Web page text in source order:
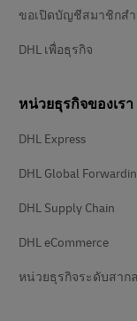
ขอเปิดบัญชีสมาชิกส
DHL เพื่อธุรกิจ
หน่วยธุรกิจของเรา
DHL Express
DHL Global
DHL Supply Chain
DHL eCommerce
หน่วยธุรกิจระดับสาก